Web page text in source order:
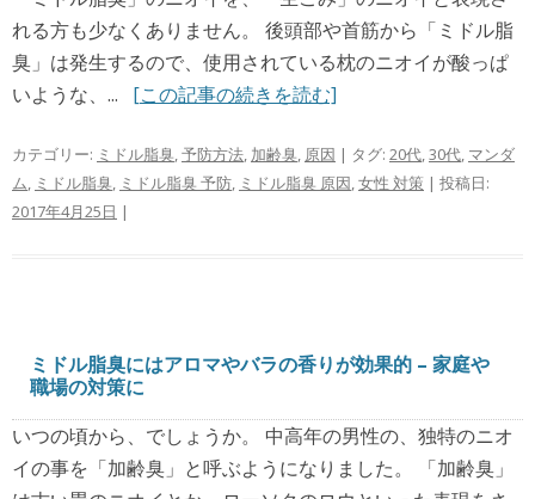
れる方も少なくありません。 後頭部や首筋から「ミドル脂
臭」は発生するので、使用されている枕のニオイが酸っぱ
いような、... [この記事の続きを読む]
カテゴリー: ミドル脂臭,予防方法, 加齢臭, 原因 | タグ: 20代,30代, マンダ
ム, ミドル脂臭, ミドル脂臭 予防, ミドル脂臭 原因,女性 対策 | 投稿日:
2017年4月25日 |
ミドル脂臭にはアロマやバラの香りが効果的 – 家庭や
職場の対策に
いつの頃から、でしょうか。 中高年の男性の、独特のニオ
イの事を「加齢臭」と呼ぶようになりました。 「加齢臭」